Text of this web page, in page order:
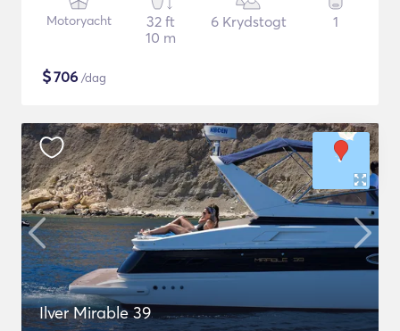
Motoryacht
32 ft
10 m
6 Krydstogt 1
$706 /dag
Ilver Mirable 39